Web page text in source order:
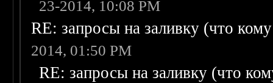
23-2014, 10:08 PM
RE: запросы на заливку (что
2014, 01:50 PM
RE: запросы на заливку (что